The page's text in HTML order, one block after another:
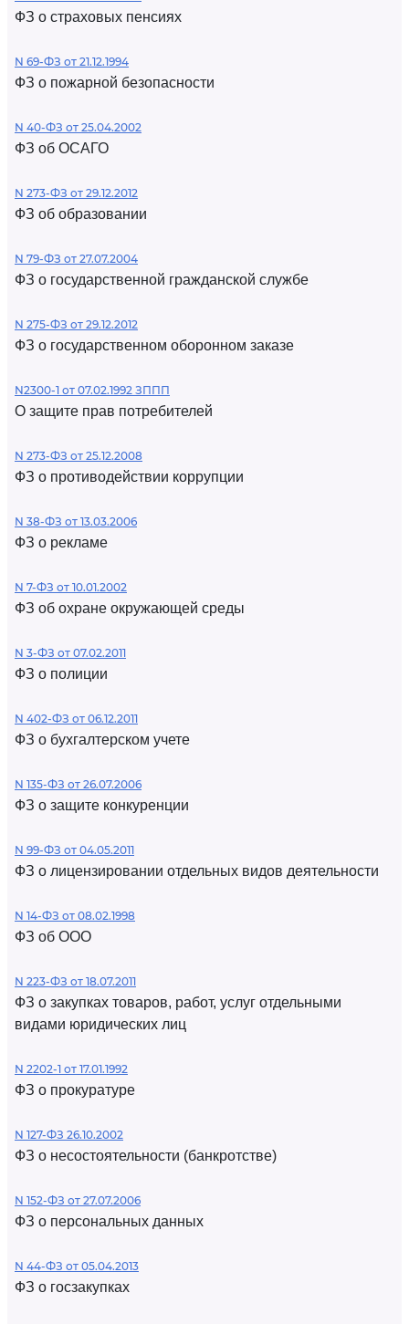
ФЗ о страховых пенсиях
N 69-ФЗ от 21.12.1994
ФЗ о пожарной безопасности
N 40-ФЗ от 25.04.2002
ФЗ об ОСАГО
N 273-ФЗ от 29.12.2012
ФЗ об образовании
N 79-ФЗ от 27.07.2004
ФЗ о государственной гражданской службе
N 275-ФЗ от 29.12.2012
ФЗ о государственном оборонном заказе
N2300-1 от 07.02.1992 ЗППП
О защите прав потребителей
N 273-ФЗ от 25.12.2008
ФЗ о противодействии коррупции
N 38-ФЗ от 13.03.2006
ФЗ о рекламе
N 7-ФЗ от 10.01.2002
ФЗ об охране окружающей среды
N 3-ФЗ от 07.02.2011
ФЗ о полиции
N 402-ФЗ от 06.12.2011
ФЗ о бухгалтерском учете
N 135-ФЗ от 26.07.2006
ФЗ о защите конкуренции
N 99-ФЗ от 04.05.2011
ФЗ о лицензировании отдельных видов деятельности
N 14-ФЗ от 08.02.1998
ФЗ об ООО
N 223-ФЗ от 18.07.2011
ФЗ о закупках товаров, работ, услуг отдельными
видами юридических лиц
N 2202-1 от 17.01.1992
ФЗ о прокуратуре
N 127-ФЗ 26.10.2002
ФЗ о несостоятельности (банкротстве)
N 152-ФЗ от 27.07.2006
ФЗ о персональных данных
N 44-ФЗ от 05.04.2013
ФЗ о госзакупках